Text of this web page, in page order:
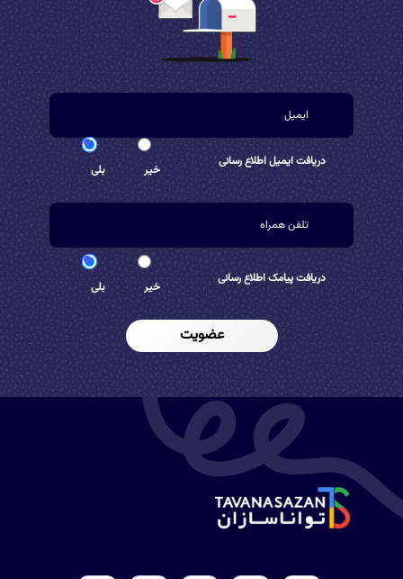
دریافت ایمیل اطلاع رسانی
خیر بلی
دریافت پیامک اطلاع رسانی
خیر بلی
عضویت